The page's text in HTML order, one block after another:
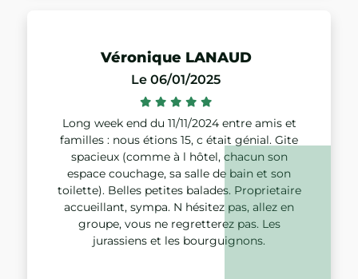
Véronique LANAUD
Le 06/01/2025
Long week end du 11/11/2024 entre amis et
familles : nous étions 15, c était génial. Gite
spacieux (comme à l hôtel, chacun son
espace couchage, sa salle de bain et son
toilette). Belles petites balades. Proprietaire
accueillant, sympa. N hésitez pas, allez en
groupe, vous ne regretterez pas. Les
jurassiens et les bourguignons.